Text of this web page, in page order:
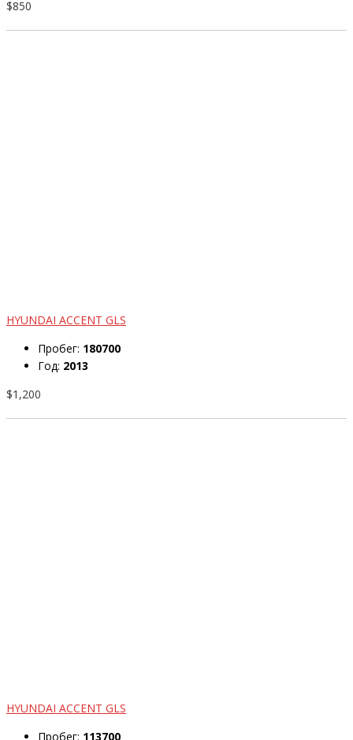
$850
HYUNDAI ACCENT GLS
Пробег: 180700
Год: 2013
$1,200
HYUNDAI ACCENT GLS
Пробег: 113700